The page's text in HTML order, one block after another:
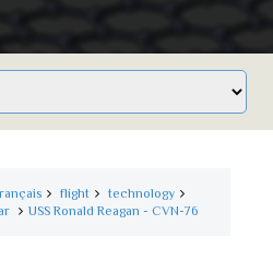
flight
technology
USS Ronald Reagan - CVN-76